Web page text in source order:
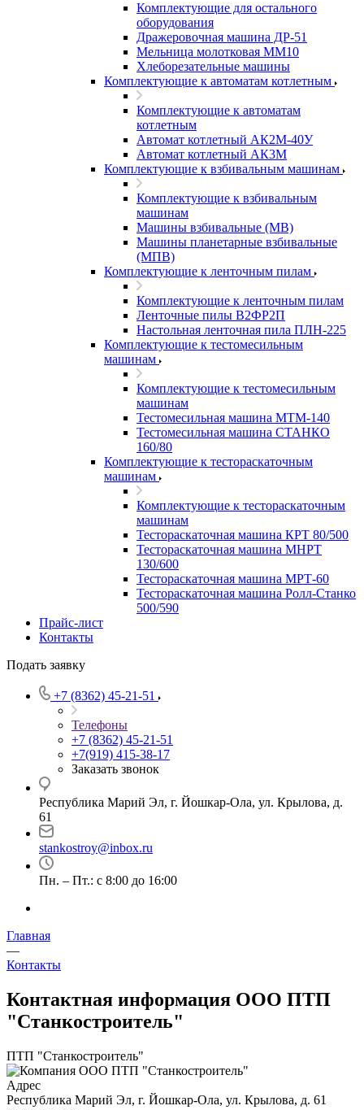
Комплектующие для остального
оборудования
Дражеровочная машина ДР-51
Мельница молотковая ММ10
Хлеборезательные машины
Комплектующие к автоматам котлетным
Комплектующие к автоматам
котлетным
Автомат котлетный АК2М-40У
Автомат котлетный АК3М
Комплектующие к взбивальным машинам
Комплектующие к взбивальным
машинам
Машины взбивальные (МВ)
Машины планетарные взбивальные
(МПВ)
Комплектующие к ленточным пилам
Комплектующие к ленточным пилам
Ленточные пилы В2ФР2П
Настольная ленточная пила ПЛН-225
Комплектующие к тестомесильным
машинам
Комплектующие к тестомесильным
машинам
Тестомесильная машина МТМ-140
Тестомесильная машина СТАНКО
160/80
Комплектующие к тестораскаточным
машинам
Комплектующие к тестораскаточным
машинам
Тестораскаточная машина КРТ 80/500
Тестораскаточная машина МНРТ
130/600
Тестораскаточная машина МРТ-60
Тестораскаточная машина Ролл-Станко
500/590
Прайс-лист
Контакты
Подать заявку
+7 (8362) 45-21-51
Телефоны
+7 (8362) 45-21-51
+7(919) 415-38-17
Заказать звонок
Республика Марий Эл, г. Йошкар-Ола, ул. Крылова, д.
61
stankostroy@inbox.ru
Пн. – Пт.: с 8:00 до 16:00
Главная
—
Контакты
Контактная информация ООО ПТП
"Станкостроитель"
ПТП "Станкостроитель"
Адрес
Республика Марий Эл, г. Йошкар-Ола, ул. Крылова, д. 61